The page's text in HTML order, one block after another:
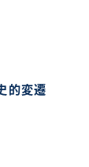
的変遷